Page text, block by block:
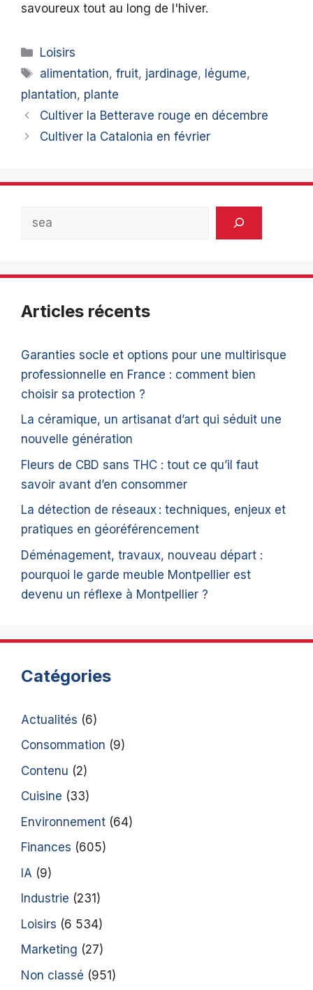
savoureux tout au long de l'hiver.
Catégories
Loisirs
Étiquettes
alimentation,fruit, jardinage, légume,
plantation, plante
Cultiver la Betterave rouge en décembre
Cultiver la Catalonia en février
Articles récents
Garanties socle et options pour une multirisque
professionnelle en France : comment bien
choisir sa protection ?
La céramique, un artisanat d’art qui séduit une
nouvelle génération
Fleurs de CBD sans THC : tout ce qu’il faut
savoir avant d’en consommer
La détection de réseaux : techniques, enjeux et
pratiques en géoréférencement
Déménagement, travaux, nouveau départ :
pourquoi le garde meuble Montpellier est
devenu un réflexe à Montpellier ?
Catégories
Actualités (6)
Consommation (9)
Contenu (2)
Cuisine (33)
Environnement (64)
Finances (605)
IA (9)
Industrie (231)
Loisirs (6 534)
Marketing (27)
Non classé (951)